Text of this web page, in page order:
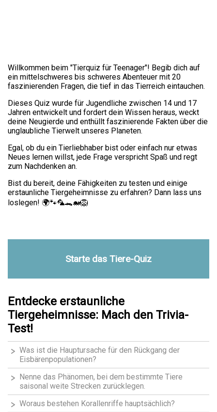
Willkommen beim "Tierquiz für Teenager"! Begib dich auf
ein mittelschweres bis schweres Abenteuer mit 20
faszinierenden Fragen, die tief in das Tierreich eintauchen.
Dieses Quiz wurde für Jugendliche zwischen 14 und 17
Jahren entwickelt und fordert dein Wissen heraus, weckt
deine Neugierde und enthüllt faszinierende Fakten über die
unglaubliche Tierwelt unseres Planeten.
Egal, ob du ein Tierliebhaber bist oder einfach nur etwas
Neues lernen willst, jede Frage verspricht Spaß und regt
zum Nachdenken an.
Bist du bereit, deine Fähigkeiten zu testen und einige
erstaunliche Tiergeheimnisse zu erfahren? Dann lass uns
loslegen! 🌍🐾🦜🐊🐋🦁
Starte das Tiere-Quiz
Entdecke erstaunliche
Tiergeheimnisse: Mach den Trivia-
Test!
Was ist die Hauptursache für den Rückgang der
Eisbärenpopulationen?
Nenne das Phänomen, bei dem bestimmte Tiere
saisonal weite Strecken zurücklegen.
Woraus bestehen Korallenriffe hauptsächlich?